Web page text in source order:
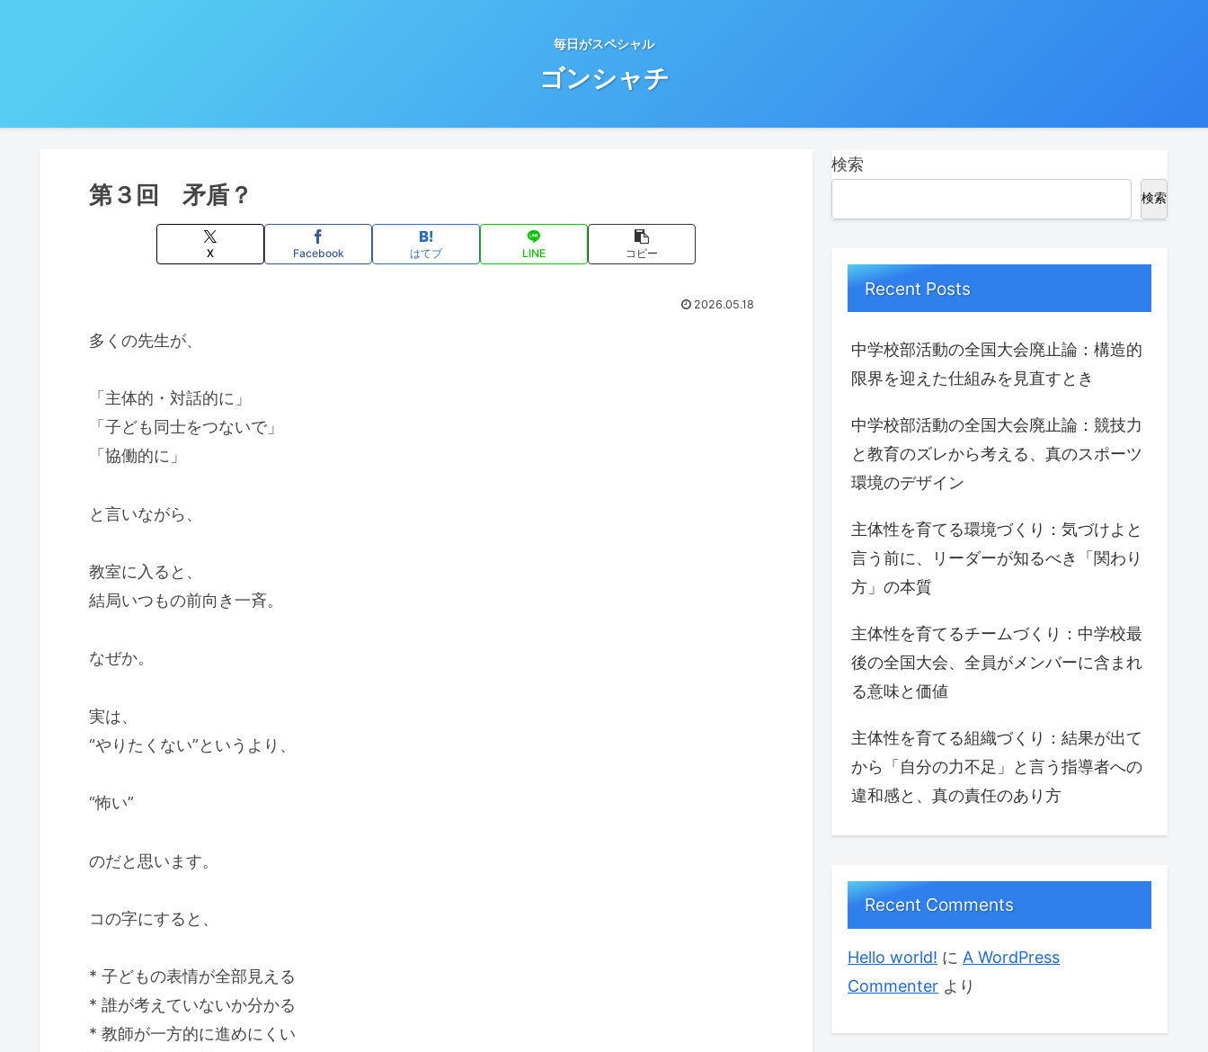
毎日がスペシャル
ゴンシャチ
第３回 矛盾？
X Facebook はてブ LINE コピー
2026.05.18
多くの先生が、
「主体的・対話的に」
「子ども同士をつないで」
「協働的に」
と言いながら、
教室に入ると、
結局いつもの前向き一斉。
なぜか。
実は、
“やりたくない”というより、
“怖い”
のだと思います。
コの字にすると、
* 子どもの表情が全部見える
* 誰が考えていないか分かる
* 教師が一方的に進めにくい
検索
検索
Recent Posts
中学校部活動の全国大会廃止論：構造的
限界を迎えた仕組みを見直すとき
中学校部活動の全国大会廃止論：競技力
と教育のズレから考える、真のスポーツ
環境のデザイン
主体性を育てる環境づくり：気づけよと
言う前に、リーダーが知るべき「関わり
方」の本質
主体性を育てるチームづくり：中学校最
後の全国大会、全員がメンバーに含まれ
る意味と価値
主体性を育てる組織づくり：結果が出て
から「自分の力不足」と言う指導者への
違和感と、真の責任のあり方
Recent Comments
Hello world! に A WordPress
Commenter より